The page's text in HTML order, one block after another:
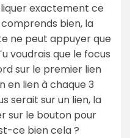
exactement ce
bien, la
ne peut appuyer que
voudrais que le focus
sur le premier lien
en lien à chaque 3
serait sur un lien, la
sur le bouton pour
ce bien cela ?